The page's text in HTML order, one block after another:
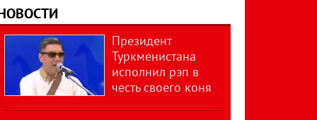
Президент
Туркменистана
исполнил рэп в
честь своего коня